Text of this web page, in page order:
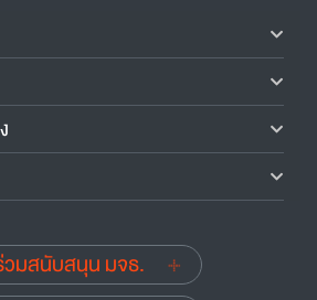
มสนับสนุน มจธ.